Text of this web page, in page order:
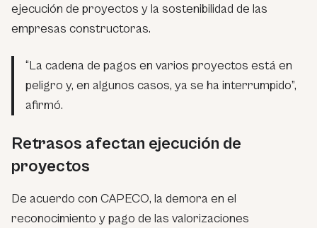
ejecución de proyectos y la sostenibilidad de las
empresas constructoras.
“La cadena de pagos en varios proyectos está en
peligro y, en algunos casos, ya se ha interrumpido”,
afirmó.
Retrasos afectan ejecución de
proyectos
De acuerdo con CAPECO, la demora en el
reconocimiento y pago de las valorizaciones